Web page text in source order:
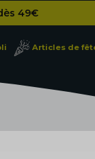
49€
Cliquez ici
Articles de